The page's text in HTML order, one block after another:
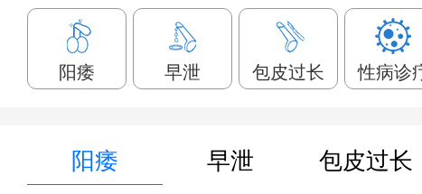
阳痿 早泄 包皮过长 性病诊
阳痿 早泄 包皮过长